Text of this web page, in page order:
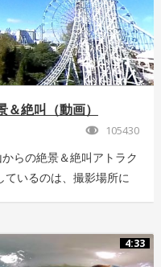
絶叫（動画）
105430
らの絶景＆絶叫アトラク
ているのは、撮影場所に
外周を回っている「ドド
した。リニューアル後に
4:33